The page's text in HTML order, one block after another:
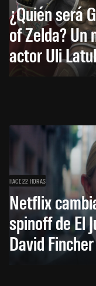
¿Quién será
of Zelda? Un
actor Uli
HACE 22 HORAS
Netflix
spinoff de El
David Fincher